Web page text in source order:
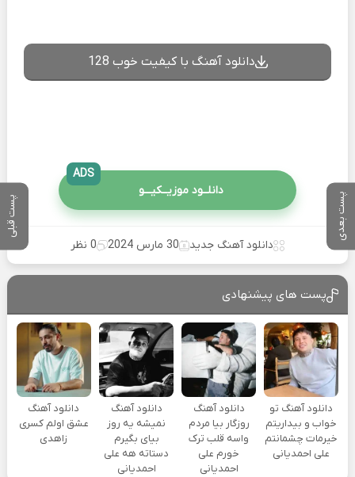
پست بعدی پست قبلی
دانلود آهنگ با کیفیت خوب 128
دانلــود موزیــکیـــو
ADS
دانلود آهنگ جدید 30 مارس 2024 0 نظر
پست های پیشنهادی
دانلود آهنگ تو
خواب و بیداریتم
خیرمات چشمانتم
علی احمدیانی
دانلود آهنگ
روزگار بیا مردم
واسه قلب ترک
خورم علی
احمدیانی
دانلود آهنگ
نمیشه یه روز
بیای بگیرم
دستاته هه علی
احمدیانی
دانلود آهنگ
عشق اولم کسری
زاهدی